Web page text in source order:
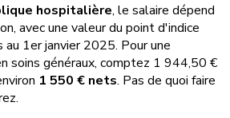
hospitalière, le salaire dépend
avec une valeur du point d'indice
1er janvier 2025. Pour une
soins généraux, comptez 1 944,50 €
1 550 € nets. Pas de quoi faire